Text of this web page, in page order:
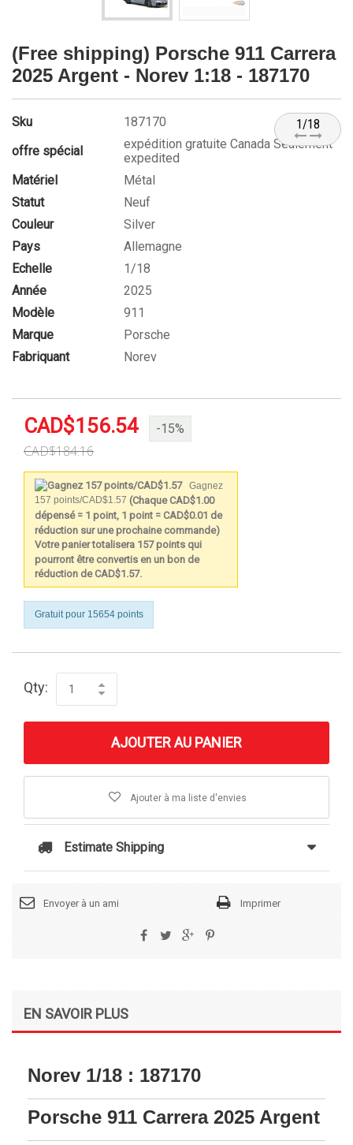
(Free shipping) Porsche 911 Carrera
2025 Argent - Norev 1:18 - 187170
1/18
Sku
187170
offre spécial
expédition gratuite Canada Seulement
expedited
Matériel
Métal
Statut
Neuf
Couleur
Silver
Pays
Allemagne
Echelle
1/18
Année
2025
Modèle
911
Marque
Porsche
Fabriquant
Norev
CAD$156.54 -15%
CAD$184.16
Gagnez
157 points/CAD$1.57 (Chaque CAD$1.00
dépensé = 1 point, 1 point = CAD$0.01 de
réduction sur une prochaine commande)
Votre panier totalisera 157 points qui
pourront être convertis en un bon de
réduction de CAD$1.57.
Gratuit pour 15654 points
Qty:
AJOUTER AU PANIER
Ajouter à ma liste d'envies
Estimate Shipping
Envoyer à un ami Imprimer
EN SAVOIR PLUS
Norev 1/18 : 187170
Porsche 911 Carrera 2025 Argent